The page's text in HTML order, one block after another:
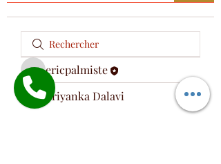
ericpalmiste
ericpalmiste
priyanka Dalavi